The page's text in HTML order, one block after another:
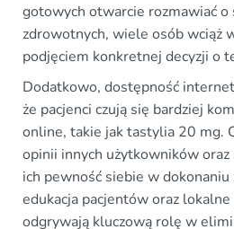
gotowych otwarcie rozmawiać
zdrowotnych, wiele osób wciąż
podjęciem konkretnej decyzji o
Dodatkowo, dostępność
że pacjenci czują się bardziej
online, takie jak tastylia 20 mg.
opinii innych użytkowników oraz
ich pewność siebie w dokonaniu
edukacja pacjentów oraz
odgrywają kluczową rolę w